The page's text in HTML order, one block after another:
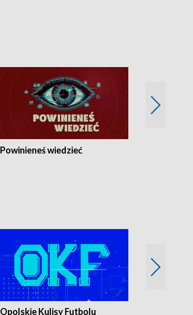
Powinieneś wiedzieć
Opolskie Kulisy Futbolu